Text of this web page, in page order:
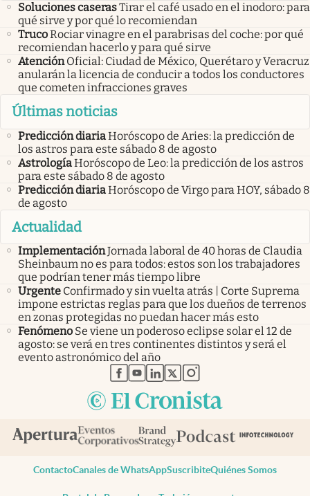
Soluciones caserasTirar el café usado en el inodoro: para
qué sirve y por qué lo recomiendan
TrucoRociar vinagre en el parabrisas del coche: por qué
recomiendan hacerlo y para qué sirve
Atención Oficial: Ciudad de México, Querétaro y Veracruz
anularán la licencia de conducir a todos los conductores
que cometen infracciones graves
Últimas noticias
Predicción diariaHoróscopo de Aries: la predicción de
los astros para este sábado 8 de agosto
AstrologíaHoróscopo de Leo: la predicción de los astros
para este sábado 8 de agosto
Predicción diariaHoróscopo de Virgo para HOY, sábado 8
de agosto
Actualidad
ImplementaciónJornada laboral de 40 horas de Claudia
Sheinbaum no es para todos: estos son los trabajadores
que podrían tener más tiempo libre
Urgente Confirmado y sin vuelta atrás | Corte Suprema
impone estrictas reglas para que los dueños de terrenos
en zonas protegidas no puedan hacer más esto
Fenómeno Se viene un poderoso eclipse solar el 12 de
agosto: se verá en tres continentes distintos y será el
evento astronómico del año
abre en nueva pestaña
abre en nueva pestaña
abre en nueva pestaña
abre en nueva pestaña
abre en nueva pestaña
ContactoCanales de WhatsAppSuscribiteQuiénes Somos